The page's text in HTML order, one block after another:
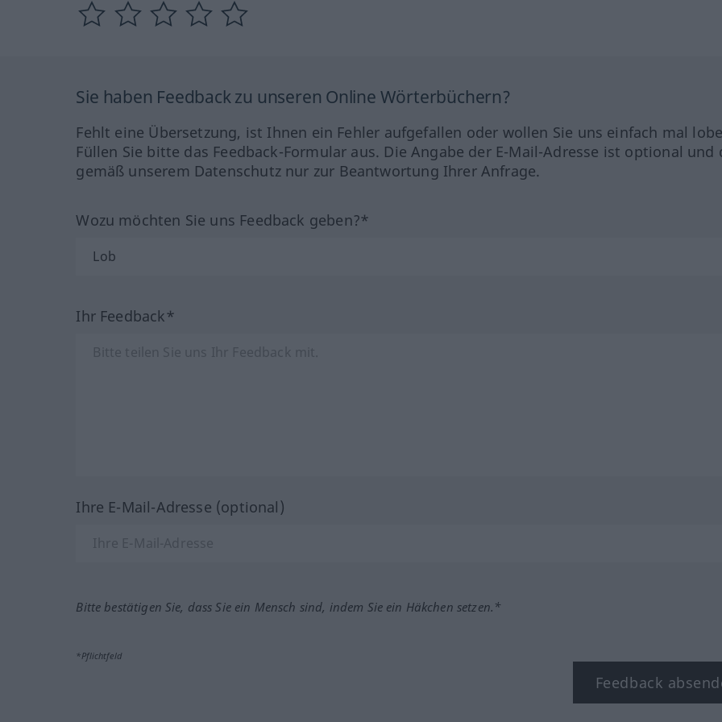
Sie haben Feedback zu unseren Online Wörterbüchern?
Fehlt eine Übersetzung, ist Ihnen ein Fehler aufgefallen oder wollen Sie uns einfach mal
Füllen Sie bitte das Feedback-Formular aus. Die Angabe der E-Mail-Adresse ist optional und
gemäß unserem Datenschutz nur zur Beantwortung Ihrer Anfrage.
Wozu möchten Sie uns Feedback geben?*
Ihr Feedback*
Ihre E-Mail-Adresse (optional)
Bitte bestätigen Sie, dass Sie ein Mensch sind, indem Sie ein Häkchen setzen.*
*Pflichtfeld
Feedback